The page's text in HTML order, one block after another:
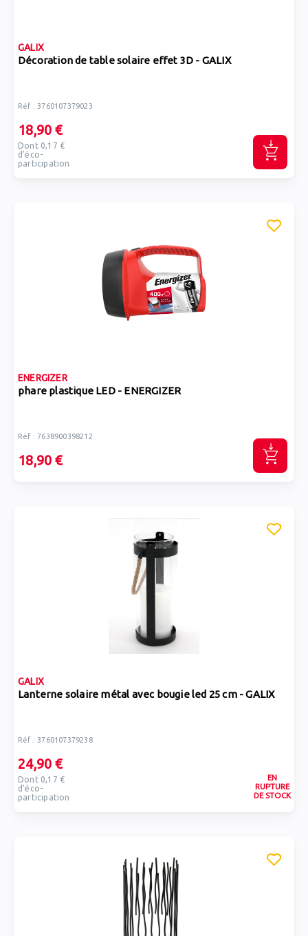
GALIX
Décoration de table solaire effet 3D - GALIX
Réf : 3760107379023
18,90 €
Dont 0,17 €
d'éco-
participation
ENERGIZER
phare plastique LED - ENERGIZER
Réf : 7638900398212
18,90 €
GALIX
Lanterne solaire métal avec bougie led 25 cm - GALIX
Réf : 3760107379238
24,90 €
Dont 0,17 €
d'éco-
participation
EN
RUPTURE
DE STOCK